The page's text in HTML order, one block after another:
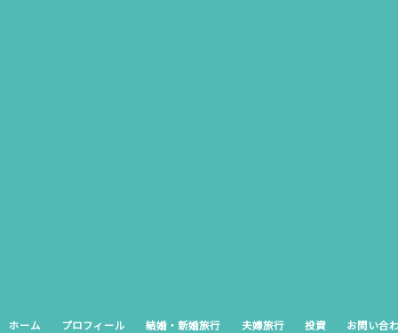
ホーム プロフィール 結婚・新婚旅行 夫婦旅行 投資 お問い合